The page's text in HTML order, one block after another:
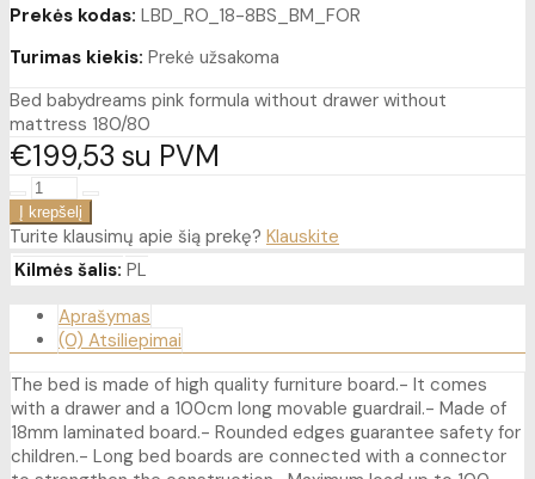
Prekės kodas: LBD_RO_18-8BS_BM_FOR
Turimas kiekis: Prekė užsakoma
Bed babydreams pink formula without drawer without
mattress 180/80
€19953 su PVM
Turite klausimų apie šią prekę? Klauskite
Kilmės šalis: PL
Aprašymas
(0) Atsiliepimai
The bed is made of high quality furniture board.- It comes
with a drawer and a 100cm long movable guardrail.- Made of
18mm laminated board.- Rounded edges guarantee safety for
children.- Long bed boards are connected with a connector